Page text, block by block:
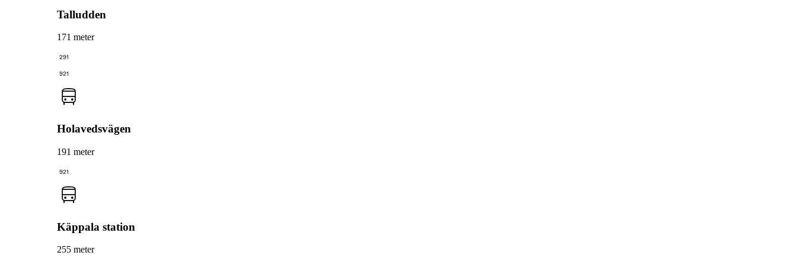
Talludden
171 meter
291
921
Holavedsvägen
191 meter
921
Käppala station
255 meter